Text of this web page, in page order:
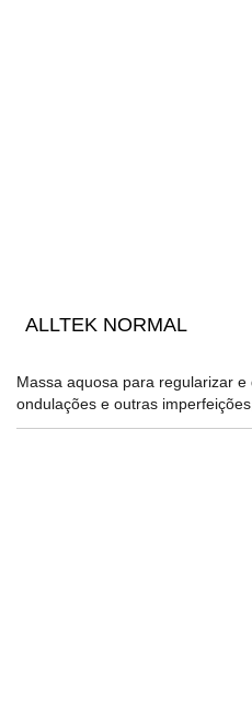
ALLTEK NORMAL
Massa aquosa para regularizar e
ondulações e outras